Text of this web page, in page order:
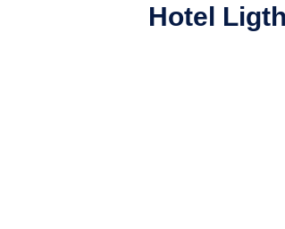
Hotel